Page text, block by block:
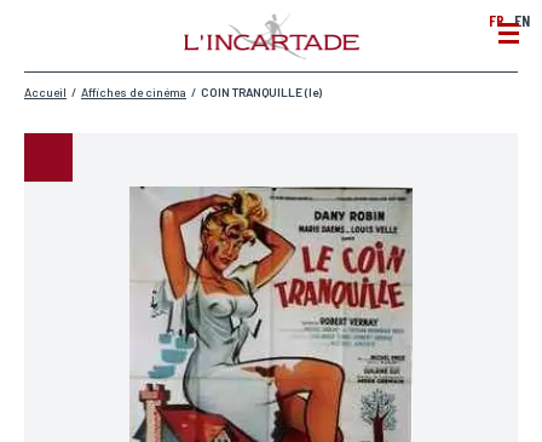
FR EN
Accueil / Affiches de cinéma / COIN TRANQUILLE (le)